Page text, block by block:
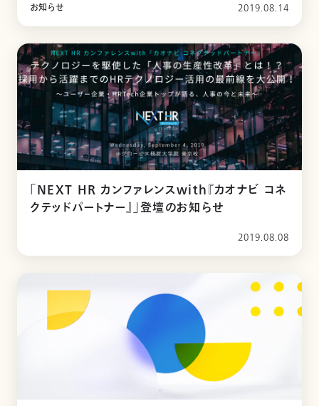
お知らせ 2019.08.14
「NEXT HR カンファレンスwith『カオナビ コネ
クテッドパートナー』」登壇のお知らせ
2019.08.08